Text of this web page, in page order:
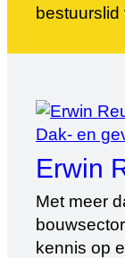
Dakenplan
daken
Groenkeur
kennis
Erwin
Met meer
kennis op